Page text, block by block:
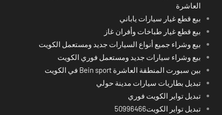
العاشرة
بيع قطع غيار سيارات ياباني
بيع قطع غيار طباخات وأفران غاز
بيع وشراء جميع أنواع السيارات جديد ومستعمل الكويت
بيع وشراء سيارات جديد ومستعمل فوري الكويت
بين سبورت المنطقة العاشرة Bein sport في الكويت
تبديل بطاريات سيارات مدينة حولي
تبديل تواير الكويت فوري
تبديل تواير الكويت50996466